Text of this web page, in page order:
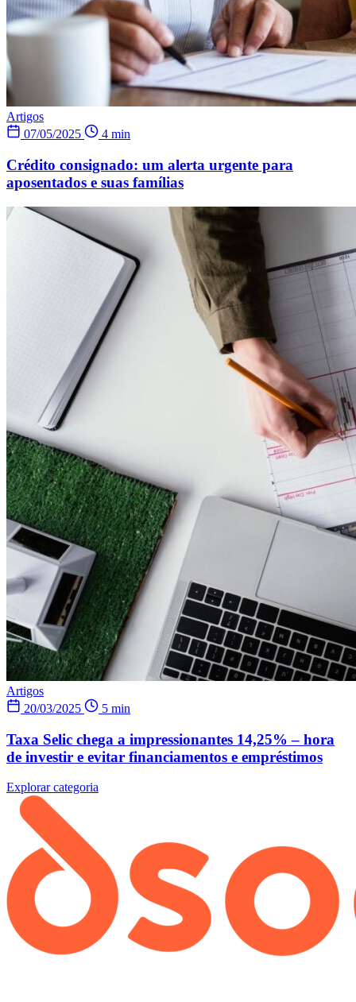
Artigos
07/05/2025
4 min
Crédito consignado: um alerta urgente para
aposentados e suas famílias
Artigos
20/03/2025
5 min
Taxa Selic chega a impressionantes 14,25% – hora
de investir e evitar financiamentos e empréstimos
Explorar categoria